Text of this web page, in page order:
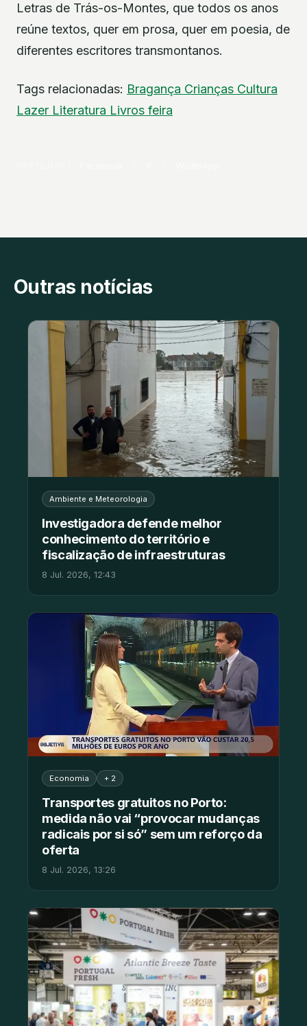
Letras de Trás-os-Montes, que todos os anos
reúne textos, quer em prosa, quer em poesia, de
diferentes escritores transmontanos.
Tags relacionadas: Bragança Crianças Cultura
Lazer Literatura Livros feira
Outras notícias
Ambiente e Meteorologia
Investigadora defende melhor
conhecimento do território e
fiscalização de infraestruturas
8 Jul. 2026, 12:43
Economia + 2
Transportes gratuitos no Porto:
medida não vai “provocar mudanças
radicais por si só” sem um reforço da
oferta
8 Jul. 2026, 13:26